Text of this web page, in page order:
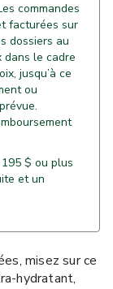
commandes
facturées sur
dossiers au
dans le cadre
jusqu’à ce
ou
$ ou plus
et un
misez sur ce
hydratant,